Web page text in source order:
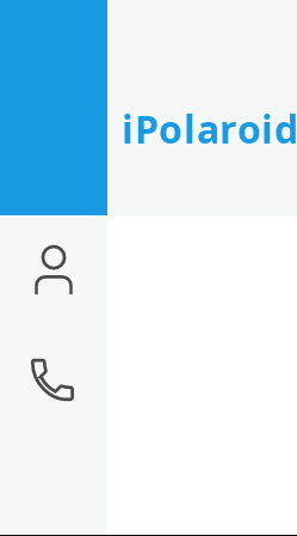
iPolaroid